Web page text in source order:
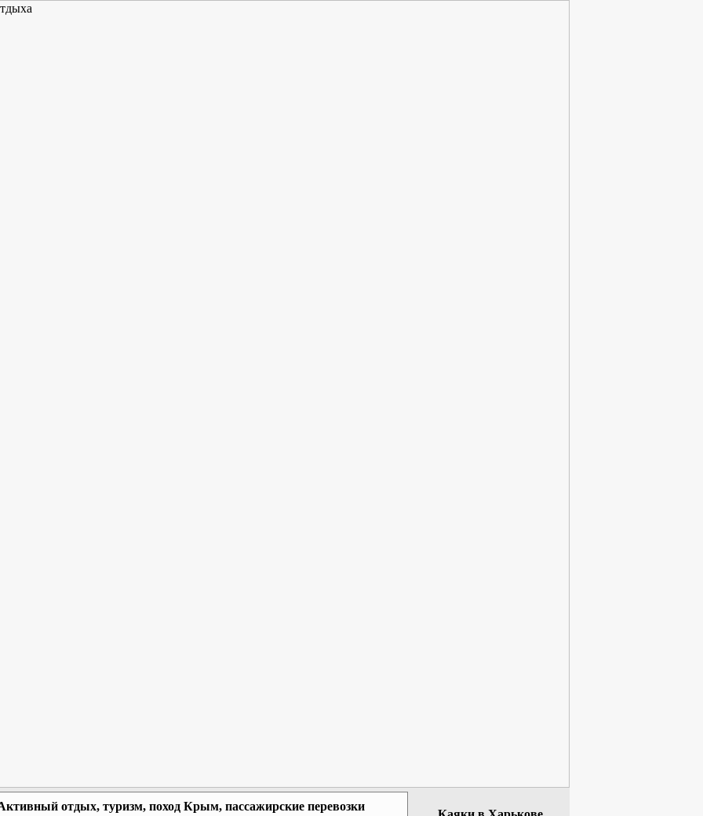
отдых, туризм, поход Крым, пассажирские перевозки